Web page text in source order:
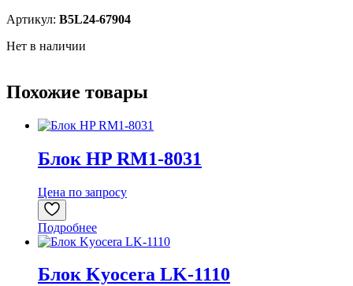
Артикул: B5L24-67904
Нет в наличии
Похожие товары
Блок HP RM1-8031
Цена по запросу
Подробнее
Блок Kyocera LK-1110